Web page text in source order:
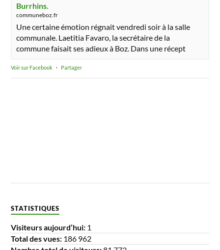
Burrhins.
communeboz.fr
Une certaine émotion régnait vendredi soir à la salle
communale. Laetitia Favaro, la secrétaire de la
commune faisait ses adieux à Boz. Dans une récept
Voir sur Facebook · Partager
STATISTIQUES
Visiteurs aujourd’hui: 1
Total des vues: 186 962